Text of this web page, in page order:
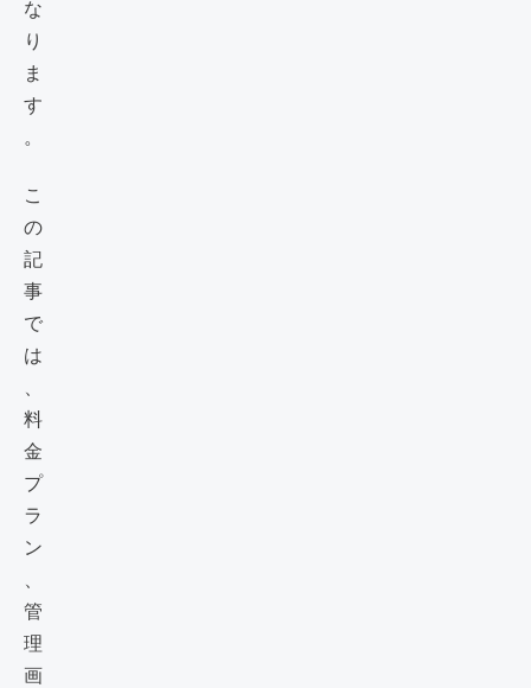
な
り
ま
す
。
こ
の
記
事
で
は
、
料
金
プ
ラ
ン
、
管
理
画